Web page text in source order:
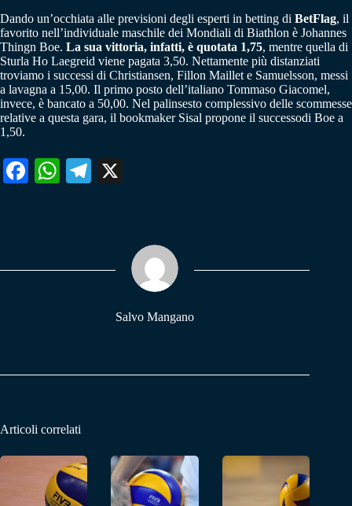
Dando un’occhiata alle previsioni degli esperti in betting di BetFlag, il
favorito nell’individuale maschile dei Mondiali di Biathlon è Johannes
Thingn Boe. La sua vittoria, infatti, è quotata 1,75, mentre quella di
Sturla Ho Laegreid viene pagata 3,50. Nettamente più distanziati
troviamo i successi di Christiansen, Fillon Maillet e Samuelsson, messi
a lavagna a 15,00. Il primo posto dell’italiano Tommaso Giacomel,
invece, è bancato a 50,00. Nel palinsesto complessivo delle scommesse
relative a questa gara, il bookmaker Sisal propone il successodi Boe a
1,50.
Fa W
pp
Te
m
Salvo Mangano
Articoli correlati